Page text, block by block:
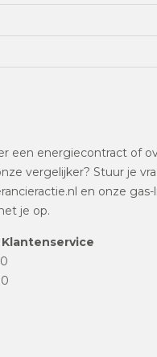
een energiecontract of
vergelijker? Stuur je
en onze
je op.